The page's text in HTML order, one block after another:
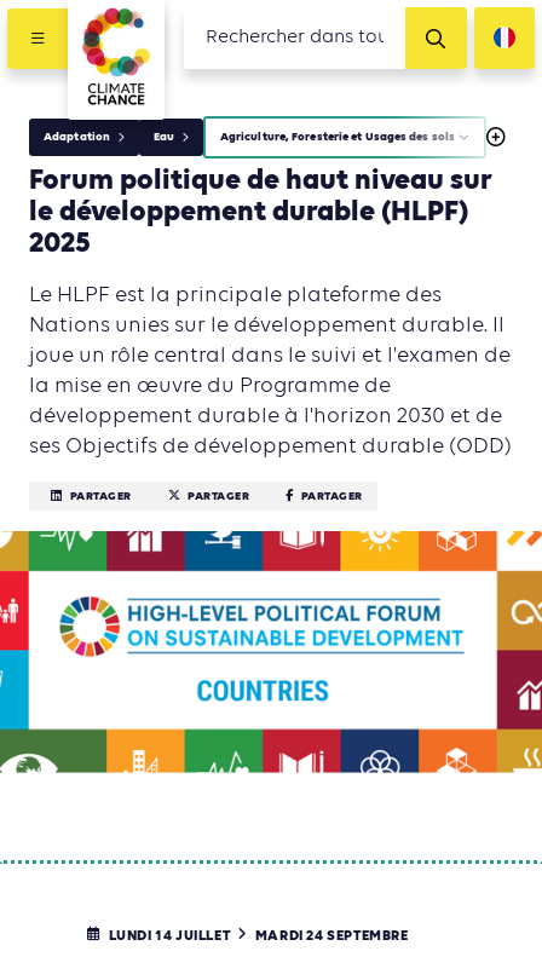
Adaptation Eau Agriculture, Foresterie et Usages des sols
Forum politique de haut niveau sur
le développement durable (HLPF)
2025
Le HLPF est la principale plateforme des
Nations unies sur le développement durable. Il
joue un rôle central dans le suivi et l'examen de
la mise en œuvre du Programme de
développement durable à l'horizon 2030 et de
ses Objectifs de développement durable (ODD)
PARTAGER PARTAGER PARTAGER
LUNDI 14 JUILLET MARDI 24 SEPTEMBRE